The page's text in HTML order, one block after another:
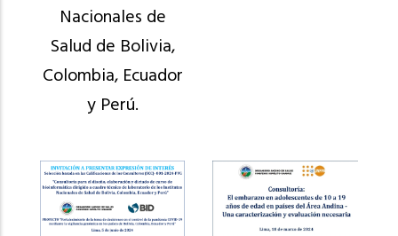
Nacionales de
Salud de Bolivia,
Colombia, Ecuador
y Perú.